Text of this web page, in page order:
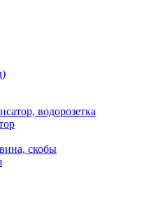
водорозетка
скобы